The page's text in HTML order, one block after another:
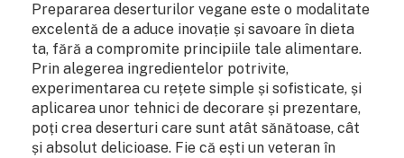
Prepararea deserturilor vegane este o modalitate
excelentă de a aduce inovație și savoare în dieta
ta, fără a compromite principiile tale alimentare.
Prin alegerea ingredientelor potrivite,
experimentarea cu rețete simple și sofisticate, și
aplicarea unor tehnici de decorare și prezentare,
poți crea deserturi care sunt atât sănătoase, cât
și absolut delicioase. Fie că ești un veteran în